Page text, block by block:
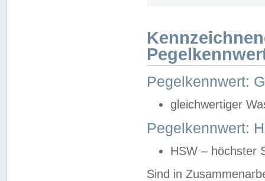
Pegelkennwert:
gleichwertiger
Pegelkennwert:
HSW – höchster
Sind in